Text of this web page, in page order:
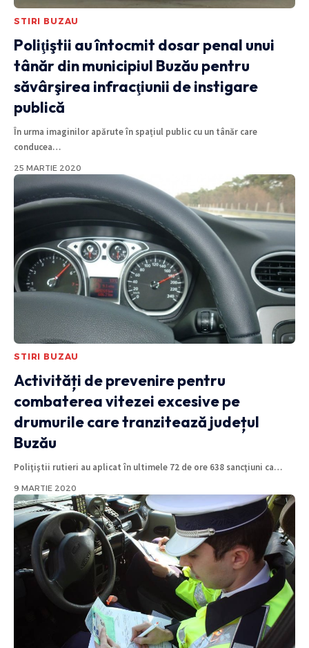
STIRI BUZAU
Poliţiştii au întocmit dosar penal unui
tânăr din municipiul Buzău pentru
săvârşirea infracţiunii de instigare
publică
În urma imaginilor apărute în spațiul public cu un tânăr care
conducea…
25 MARTIE 2020
STIRI BUZAU
Activități de prevenire pentru
combaterea vitezei excesive pe
drumurile care tranzitează județul
Buzău
Poliţiştii rutieri au aplicat în ultimele 72 de ore 638 sancţiuni ca…
9 MARTIE 2020